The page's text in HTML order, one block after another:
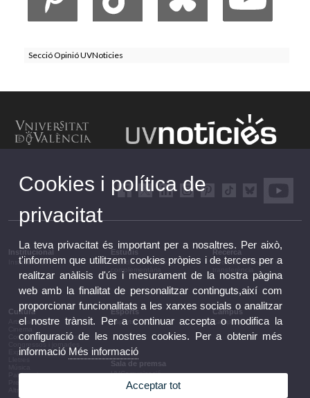
Secció Opinió UVNoticies
Institucional
Institucional
Estudis
Estudis i formació
Recerca
Recerca, innovació i
Cultura
Arts escèniques
Conferències i debats
Congressos i jornades
Exposicions
Patrimoni
Esports
Esports
Campus
Campus
Sala de premsa
UVComunicació
Notes de premsa
Agenda de govern
Cookies i política de
privacitat
La teva privacitat és important per a nosaltres. Per això,
t'informem que utilitzem cookies pròpies i de tercers per a
realitzar anàlisis d'ús i mesurament de la nostra pàgina
web amb la finalitat de personalitzar continguts,així com
proporcionar funcionalitats a les xarxes socials o analitzar
el nostre trànsit. Per a continuar accepta o modifica la
configuració de les nostres cookies. Per a obtenir més
informació Més informació
Acceptar tot